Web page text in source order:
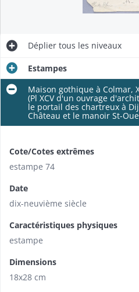
Déplier tous les niveaux
Estampes
Maison gothique à Colmar,
(Pl XCV d'un ouvrage
le portail des chartreux à
Château et le manoir St-
Cote/Cotes extrêmes
estampe 74
Date
dix-neuvième siècle
Caractéristiques physiques
estampe
Dimensions
18x28 cm